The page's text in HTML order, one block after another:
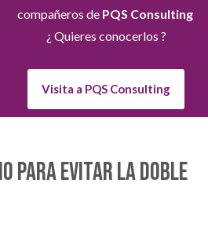
compañeros de PQS Consulting
¿ Quieres conocerlos ?
Visita a PQS Consulting
para evitar la doble